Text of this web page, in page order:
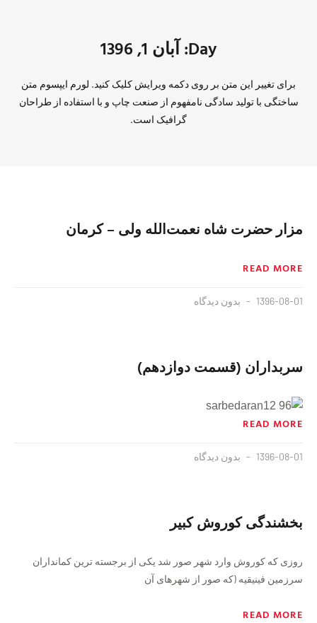
Day: آبان 1, 1396
برای تغییر این متن بر روی دکمه ویرایش کلیک کنید. لورم ایپسوم متن
ساختگی با تولید سادگی نامفهوم از صنعت چاپ و با استفاده از طراحان
گرافیک است.
مزار حضرت شاه نعمت‌الله ولی – کرمان
READ MORE
1396-08-01 بدون دیدگاه
سربداران (قسمت دوازدهم)
READ MORE
1396-08-01 بدون دیدگاه
بخشندگی کوروش کبیر
روزی که کوروش وارد شهر صور شد یکی از برجسته ترین کمانداران
سرزمین فینیقیه (که صور از شهرهای آن
READ MORE